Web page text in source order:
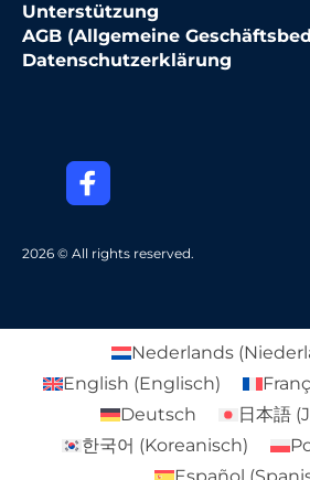
2026 © All rights reserved.
Unterstützung
AGB (Allgemeine
Datenschutzerklärung
Nederlands (
English (Englisch)
Deutsch
日本語(
한국어 (Koreanisch)
Español (